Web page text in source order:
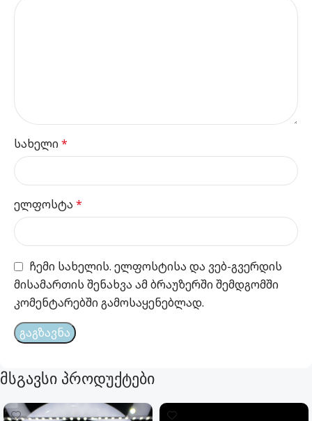
სახელი*
ელფოსტა *
ჩემი სახელის. ელფოსტისა და ვებ-გვერდის
მისამართის შენახვა ამ ბრაუზერში შემდგომში
კომენტარებში გამოსაყენებლად.
მსგავსი პროდუქტები